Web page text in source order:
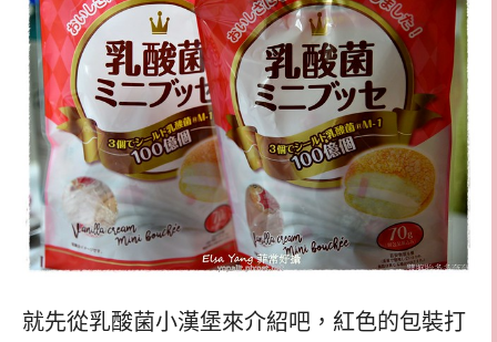
就先從乳酸菌小漢堡來介紹吧，紅色的包裝打